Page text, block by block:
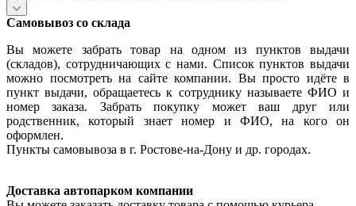
Самовывоз со склада
Вы можете забрать товар на одном из пунктов выдачи
(складов), сотрудничающих с нами. Список пунктов выдачи
можно посмотреть на сайте компании. Вы просто идёте в
пункт выдачи, обращаетесь к сотруднику называете ФИО и
номер заказа. Забрать покупку может ваш друг или
родственник, который знает номер и ФИО, на кого он
оформлен.
Пункты самовывоза в г. Ростове-на-Дону и др. городах.
Доставка автопарком компании